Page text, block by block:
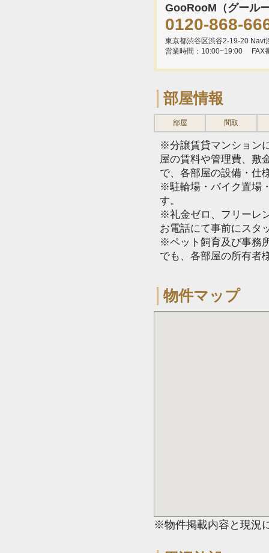
GooRooM（グール
0120-868-
東京都渋谷区渋谷2-19-20 Navi
営業時間：10:00~19:00
FAX
部屋情報
部屋 間取
※分譲賃貸マンション
屋の賃料や管理費、敷
で、各部屋の設備・仕
※駐輪場・バイク置場
す。
※礼金ゼロ、フリーレ
お電話にて事前にスタ
※ペット飼育及び事務
でも、各部屋の所有者
物件マップ
※物件掲載内容と現況